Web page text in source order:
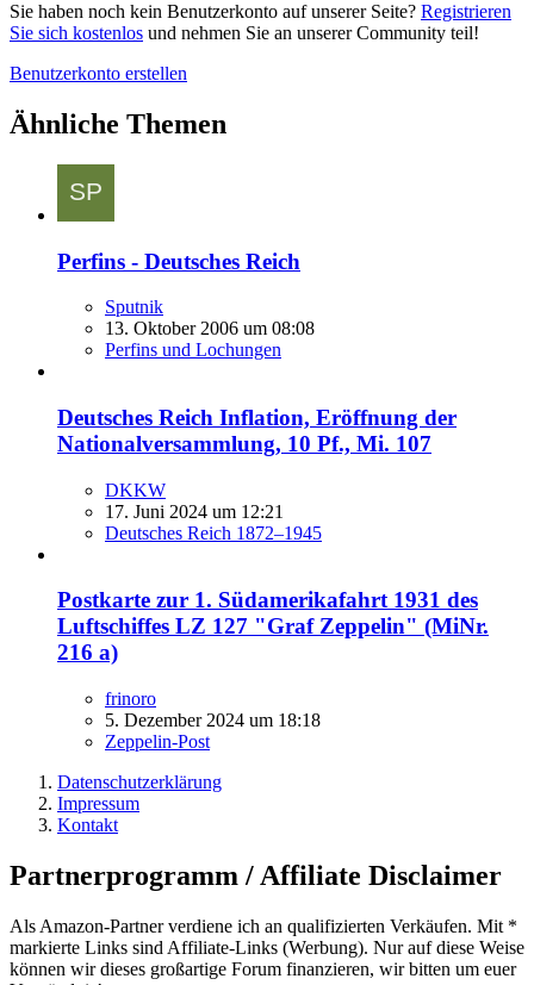
Sie haben noch kein Benutzerkonto auf unserer Seite? Registrieren
Sie sich kostenlos und nehmen Sie an unserer Community teil!
Benutzerkonto erstellen
Ähnliche Themen
Perfins - Deutsches Reich
Sputnik
13. Oktober 2006 um 08:08
Perfins und Lochungen
Deutsches Reich Inflation, Eröffnung der
Nationalversammlung, 10 Pf., Mi. 107
DKKW
17. Juni 2024 um 12:21
Deutsches Reich 1872–1945
Postkarte zur 1. Südamerikafahrt 1931 des
Luftschiffes LZ 127 "Graf Zeppelin" (MiNr.
216 a)
frinoro
5. Dezember 2024 um 18:18
Zeppelin-Post
Datenschutzerklärung
Impressum
Kontakt
Partnerprogramm / Affiliate Disclaimer
Als Amazon-Partner verdiene ich an qualifizierten Verkäufen. Mit *
markierte Links sind Affiliate-Links (Werbung). Nur auf diese Weise
können wir dieses großartige Forum finanzieren, wir bitten um euer